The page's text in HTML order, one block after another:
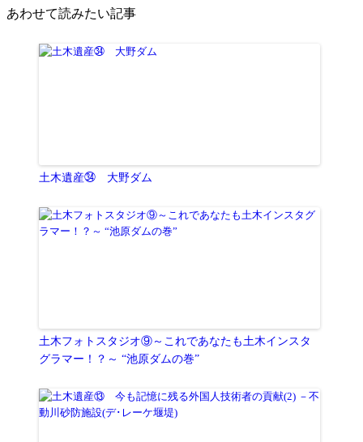
あわせて読みたい記事
土木遺産㉞ 大野ダム
土木フォトスタジオ⑨～これであなたも土木インスタ
グラマー！？～ “池原ダムの巻”